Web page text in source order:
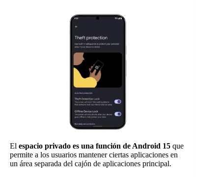
El espacio privado es una función de Android 15 que
permite a los usuarios mantener ciertas aplicaciones en
un área separada del cajón de aplicaciones principal.